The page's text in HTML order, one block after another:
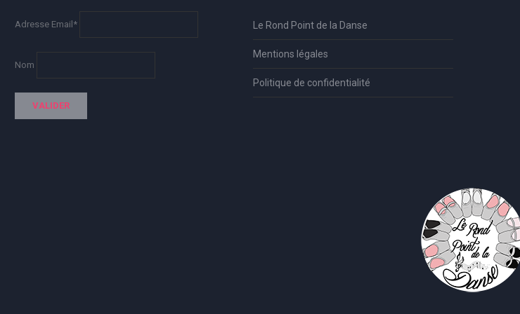
Adresse Email*
Nom
Le Rond Point de la Danse
Mentions légales
Politique de confidentialité